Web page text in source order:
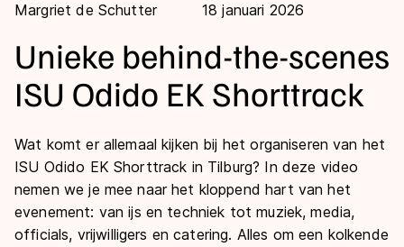
Kalender
Disciplines
Langebaan
Shorttrack
Inlineskaten
Uitslagen
Langebaan
Shorttrack
Marathon
Tijden & historie
Ranglijsten Langebaan
Margriet de Schutter 18 januari 2026
Unieke behind-the-scenes
ISU Odido EK Shorttrack
Wat komt er allemaal kijken bij het organiseren van het
ISU Odido EK Shorttrack in Tilburg? In deze video
nemen we je mee naar het kloppend hart van het
evenement: van ijs en techniek tot muziek, media,
officials, vrijwilligers en catering. Alles om een kolkende